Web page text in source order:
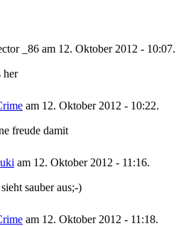
_86 am 12. Oktober 2012 - 10:07.
her
am 12. Oktober 2012 - 10:22.
freude damit
am 12. Oktober 2012 - 11:16.
sauber aus;-)
am 12. Oktober 2012 - 11:18.